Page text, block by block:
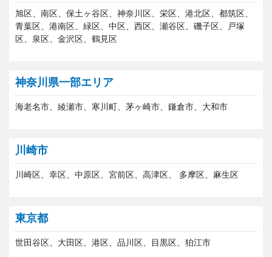
旭区、南区、保土ヶ谷区、神奈川区、栄区、港北区、都筑区、
青葉区、港南区、緑区、中区、西区、瀬谷区、磯子区、戸塚
区、泉区、金沢区、鶴見区
神奈川県一部エリア
海老名市、綾瀬市、寒川町、茅ヶ崎市、鎌倉市、大和市
川崎市
川崎区、幸区、中原区、宮前区、高津区、 多摩区、麻生区
東京都
世田谷区、大田区、港区、品川区、目黒区、狛江市